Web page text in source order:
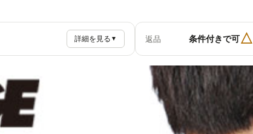
詳細を見る ▼ 返品 条件付きで可△